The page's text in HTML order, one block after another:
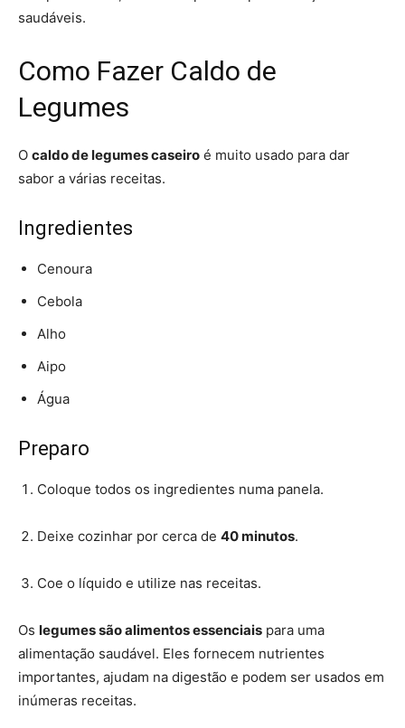
saudáveis.
Como Fazer Caldo de
Legumes
O caldo de legumes caseiro é muito usado para dar
sabor a várias receitas.
Ingredientes
Cenoura
Cebola
Alho
Aipo
Água
Preparo
Coloque todos os ingredientes numa panela.
Deixe cozinhar por cerca de 40 minutos.
Coe o líquido e utilize nas receitas.
Os legumes são alimentos essenciais para uma
alimentação saudável. Eles fornecem nutrientes
importantes, ajudam na digestão e podem ser usados em
inúmeras receitas.